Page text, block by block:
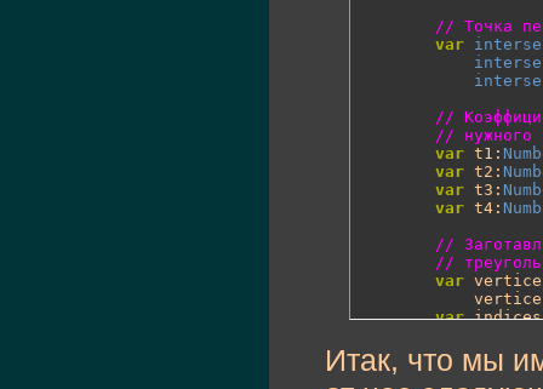
// Точка
var
//
// нужного
var t1:
var t2:
var t3:
var t4:
//
//
var
var
var
Итак, что мы